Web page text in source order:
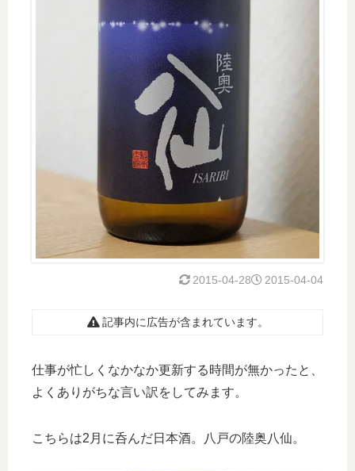
2015-04-04
2015-04-28
記事内に広告が含まれています。
仕事が忙しくなかなか更新する時間が無かったと、
よくありがちな言い訳をしてみます。
こちらは2月に呑んだ日本酒。八戸の陸奥八仙。